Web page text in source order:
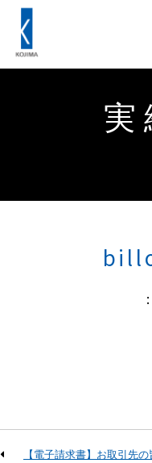
実
【電子請求書】お取引先の